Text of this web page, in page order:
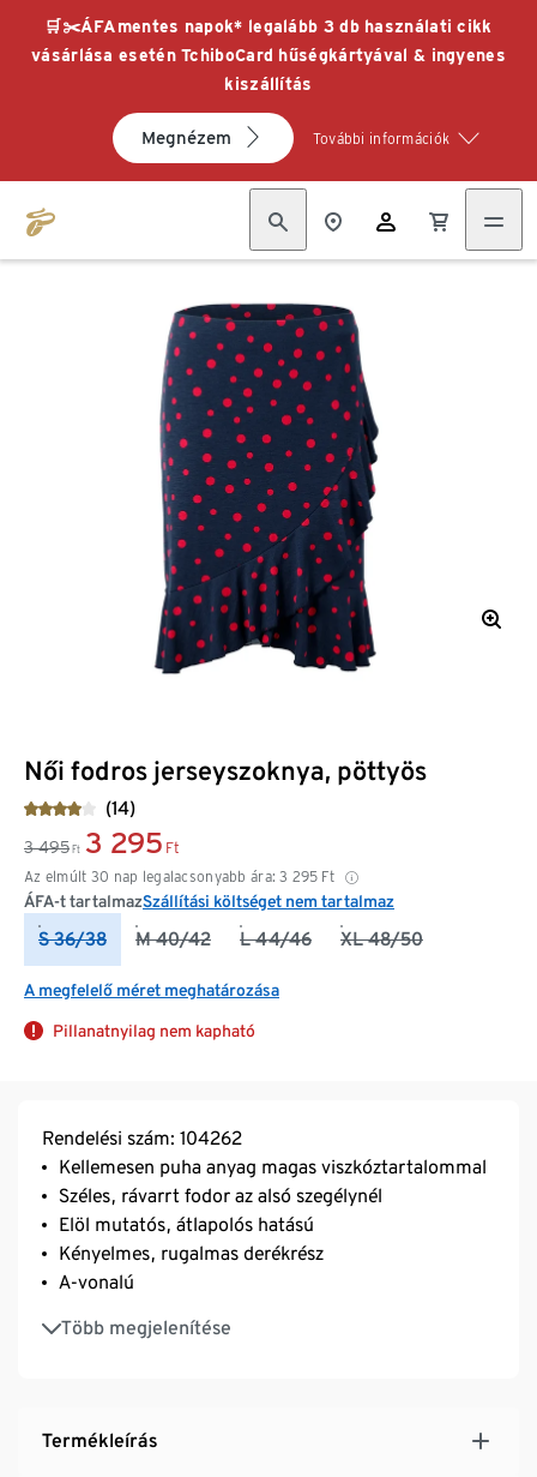
🛒✂️ÁFAmentes napok* legalább 3 db használati cikk
vásárlása esetén TchiboCard hűségkártyával & ingyenes
kiszállítás
Megnézem További információk
Női fodros jerseyszoknya, pöttyös
(14)
3 495 Ft 3 295 Ft
Az elmúlt 30 nap legalacsonyabb ára: 3 295 Ft
ÁFA-t tartalmazSzállítási költséget nem tartalmaz
S 36/38 M 40/42 L 44/46 XL 48/50
A megfelelő méret meghatározása
Pillanatnyilag nem kapható
Rendelési szám: 104262
Kellemesen puha anyag magas viszkóztartalommal
Széles, rávarrt fodor az alsó szegélynél
Elöl mutatós, átlapolós hatású
Kényelmes, rugalmas derékrész
A-vonalú
Több megjelenítése
Elasztánnal: formatartó, tökéletesen áll, rendkívül
kényelmes viselet
Termékleírás